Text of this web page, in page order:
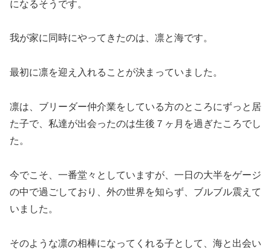
になるそうです。
我が家に同時にやってきたのは、凛と海です。
最初に凛を迎え入れることが決まっていました。
凛は、ブリーダー仲介業をしている方のところにずっと居
た子で、私達が出会ったのは生後７ヶ月を過ぎたころでし
た。
今でこそ、一番堂々としていますが、一日の大半をゲージ
の中で過ごしており、外の世界を知らず、ブルブル震えて
いました。
そのような凛の相棒になってくれる子として、海と出会い